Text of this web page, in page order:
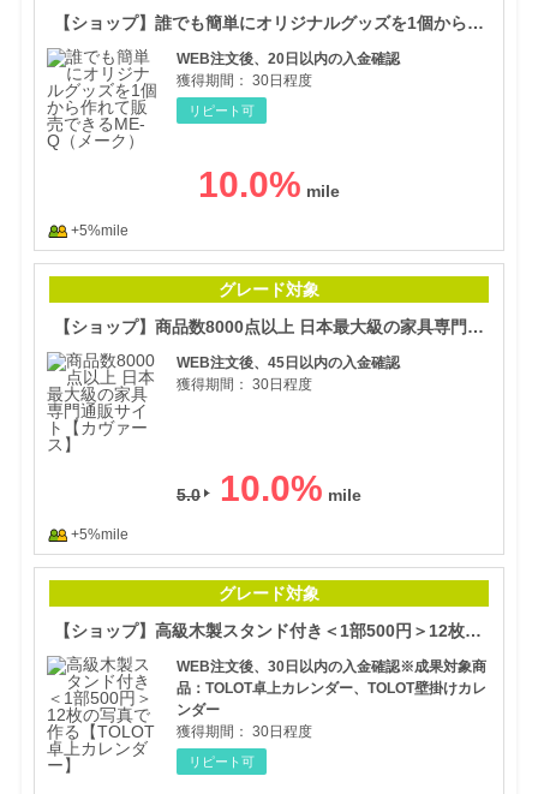
【ショップ】誰でも簡単にオリジナルグッズを1個から作れて販売できるME-Q（メーク）
WEB注文後、20日以内の入金確認
獲得期間： 30日程度
リピート可
10.0%
+5%mile
グレード対象
【ショップ】商品数8000点以上 日本最大級の家具専門通販サイト【カヴァース】
WEB注文後、45日以内の入金確認
獲得期間： 30日程度
5.0 10.0%
+5%mile
グレード対象
【ショップ】高級木製スタンド付き＜1部500円＞12枚の写真で作る【TOLOT卓上カレンダー】
WEB注文後、30日以内の入金確認※成果対象商
品：TOLOT卓上カレンダー、TOLOT壁掛けカレ
ンダー
獲得期間： 30日程度
リピート可